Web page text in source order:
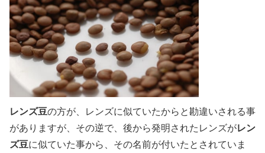
レンズ豆の方が、レンズに似ていたからと勘違いされる事
がありますが、その逆で、後から発明されたレンズがレン
ズ豆に似ていた事から、その名前が付いたとされていま